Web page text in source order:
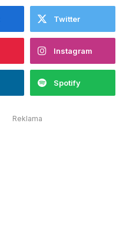
Twitter
Instagram
Spotify
Reklama